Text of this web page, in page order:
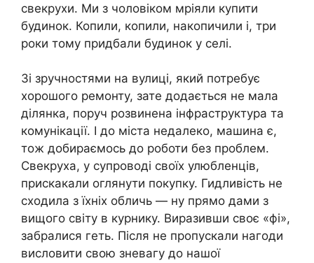
свекрухи. Ми з чоловіком мріяли купити
будинок. Копили, копили, накопичили і, три
роки тому придбали будинок у селі.
Зі зручностями на вулиці, який потребує
хорошого ремонту, зате додається не мала
ділянка, поруч розвинена інфраструктура та
комунікації. І до міста недалеко, машина є,
тож добираємось до роботи без проблем.
Свекруха, у супроводі своїх улюбленців,
прискакали оглянути покупку. Гидливість не
сходила з їхніх обличь — ну прямо дами з
вищого світу в курнику. Виразивши своє «фі»,
забралися геть. Після не пропускали нагоди
висловити свою зневагу до нашої